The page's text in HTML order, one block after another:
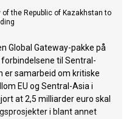
of the Republic of Kazakhstan to
Global Gateway-pakke på
til Sentral-
er samarbeid om kritiske
EU og Sentral-Asia i
at 2,5 milliarder euro skal
i blant annet